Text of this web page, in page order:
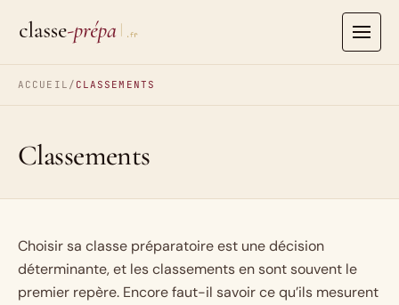
contenu
ACCUEIL / CLASSEMENTS
Classements
Choisir sa classe préparatoire est une décision
déterminante, et les classements en sont souvent le
premier repère. Encore faut-il savoir ce qu’ils mesurent